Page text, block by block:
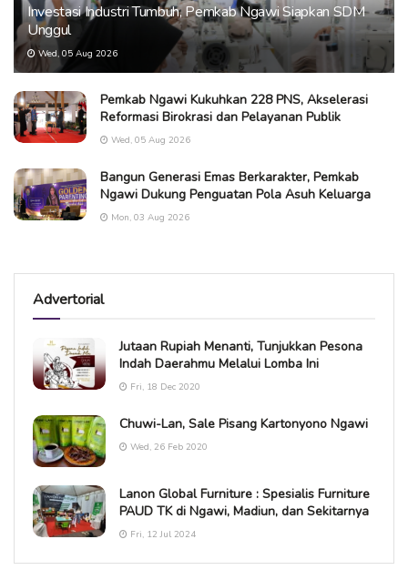
Investasi Industri Tumbuh, Pemkab Ngawi Siapkan SDM
Unggul
Wed, 05 Aug 2026
Pemkab Ngawi Kukuhkan 228 PNS, Akselerasi
Reformasi Birokrasi dan Pelayanan Publik
Wed, 05 Aug 2026
Bangun Generasi Emas Berkarakter, Pemkab
Ngawi Dukung Penguatan Pola Asuh Keluarga
Mon, 03 Aug 2026
Advertorial
Jutaan Rupiah Menanti, Tunjukkan Pesona
Indah Daerahmu Melalui Lomba Ini
Fri, 18 Dec 2020
Chuwi-Lan, Sale Pisang Kartonyono Ngawi
Wed, 26 Feb 2020
Lanon Global Furniture : Spesialis Furniture
PAUD TK di Ngawi, Madiun, dan Sekitarnya
Fri, 12 Jul 2024